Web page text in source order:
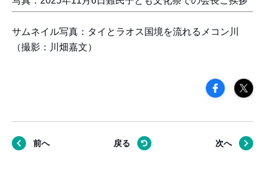
サムネイル写真：タイとラオス国境を流れるメコン川
（撮影：川畑嘉文）
前へ 戻る 次へ